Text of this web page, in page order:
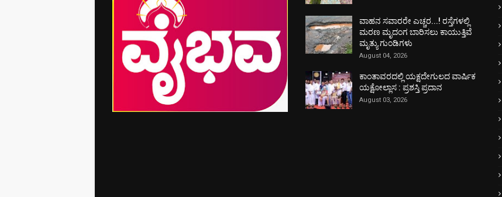
ವಾಹನ ಸವಾರರೇ ಎಚ್ಚರ...! ರಸ್ತೆಗಳಲ್ಲಿ
ಮರಣ ಮೃದಂಗ ಬಾರಿಸಲು ಕಾಯುತ್ತಿವೆ
ಮೃತ್ಯು ಗುಂಡಿಗಳು
August 04, 2026
ಕಾಂತಾವರದಲ್ಲಿ ಯಕ್ಷದೇಗುಲದ ವಾರ್ಷಿಕ
ಯಕ್ಷೋಲ್ಲಾಸ : ಪ್ರಶಸ್ತಿ ಪ್ರದಾನ
August 03, 2026